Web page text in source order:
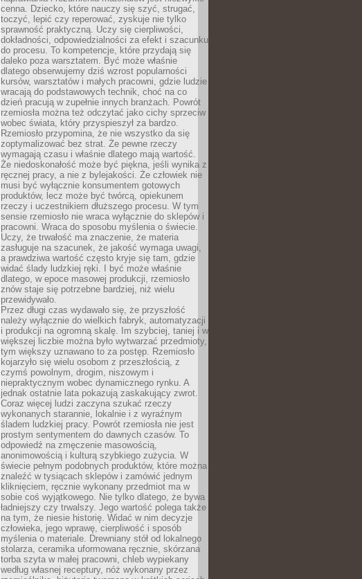
cenna. Dziecko, które nauczy się szyć, strugać,
toczyć, lepić czy reperować, zyskuje nie tylko
sprawność praktyczną. Uczy się cierpliwości,
dokładności, odpowiedzialności za efekt i szacunku
do procesu. To kompetencje, które przydają się
daleko poza warsztatem. Być może właśnie
dlatego obserwujemy dziś wzrost popularności
kursów, warsztatów i małych pracowni, gdzie ludzie
wracają do podstawowych technik, choć na co
dzień pracują w zupełnie innych branżach. Powrót
rzemiosła można też odczytać jako cichy sprzeciw
wobec świata, który przyspieszył za bardzo.
Rzemiosło przypomina, że nie wszystko da się
zoptymalizować bez strat. Że pewne rzeczy
wymagają czasu i właśnie dlatego mają wartość.
Że niedoskonałość może być piękna, jeśli wynika z
ręcznej pracy, a nie z bylejakości. Że człowiek nie
musi być wyłącznie konsumentem gotowych
produktów, lecz może być twórcą, opiekunem
rzeczy i uczestnikiem dłuższego procesu. W tym
sensie rzemiosło nie wraca wyłącznie do sklepów i
pracowni. Wraca do sposobu myślenia o świecie.
Uczy, że trwałość ma znaczenie, że materia
zasługuje na szacunek, że jakość wymaga uwagi,
a prawdziwa wartość często kryje się tam, gdzie
widać ślady ludzkiej ręki. I być może właśnie
dlatego, w epoce masowej produkcji, rzemiosło
znów staje się potrzebne bardziej, niż wielu
przewidywało.
Przez długi czas wydawało się, że przyszłość
należy wyłącznie do wielkich fabryk, automatyzacji
i produkcji na ogromną skalę. Im szybciej, taniej i w
większej liczbie można było wytwarzać przedmioty,
tym większy uznawano to za postęp. Rzemiosło
kojarzyło się wielu osobom z przeszłością, z
czymś powolnym, drogim, niszowym i
niepraktycznym wobec dynamicznego rynku. A
jednak ostatnie lata pokazują zaskakujący zwrot.
Coraz więcej ludzi zaczyna szukać rzeczy
wykonanych starannie, lokalnie i z wyraźnym
śladem ludzkiej pracy. Powrót rzemiosła nie jest
prostym sentymentem do dawnych czasów. To
odpowiedź na zmęczenie masowością,
anonimowością i kulturą szybkiego zużycia. W
świecie pełnym podobnych produktów, które można
znaleźć w tysiącach sklepów i zamówić jednym
kliknięciem, ręcznie wykonany przedmiot ma w
sobie coś wyjątkowego. Nie tylko dlatego, że bywa
ładniejszy czy trwalszy. Jego wartość polega także
na tym, że niesie historię. Widać w nim decyzje
człowieka, jego wprawę, cierpliwość i sposób
myślenia o materiale. Drewniany stół od lokalnego
stolarza, ceramika uformowana ręcznie, skórzana
torba szyta w małej pracowni, chleb wypiekany
według własnej receptury, nóż wykonany przez